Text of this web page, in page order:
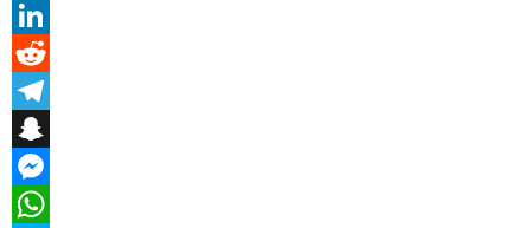
Twitter
LinkedIn
Reddit
Telegram
Snapchat
Messenger